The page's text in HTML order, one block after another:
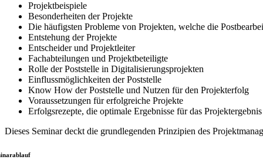
Projektbeispiele
Besonderheiten der Projekte
Die häufigsten Probleme von Projekten, welche die
Entstehung der Projekte
Entscheider und Projektleiter
Fachabteilungen und Projektbeteiligte
Rolle der Poststelle in Digitalisierungsprojekten
Einflussmöglichkeiten der Poststelle
Know How der Poststelle und Nutzen für den Projekterfolg
Voraussetzungen für erfolgreiche Projekte
Erfolgsrezepte, die optimale Ergebnisse für das Projektergebnis
Dieses Seminar deckt die grundlegenden Prinzipien des